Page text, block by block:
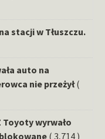
stacji w Tłuszczu.
auto na
nie przeżył (
Toyoty wyrwało
( 3,714 )